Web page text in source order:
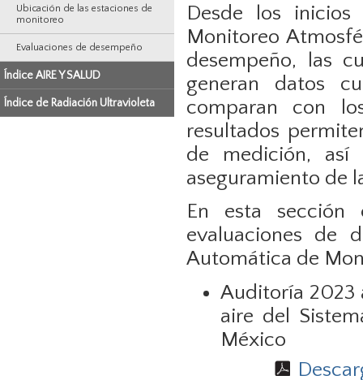
Ubicación de las estaciones de
monitoreo
Evaluaciones de desempeño
Índice AIRE Y SALUD
Índice de Radiación Ultravioleta
Desde los
Monitoreo
desempeño, las
generan datos
comparan con
resultados
de medición,
aseguramiento de
En esta sección
evaluaciones de
Automática de
Auditoría 2023
aire del
México